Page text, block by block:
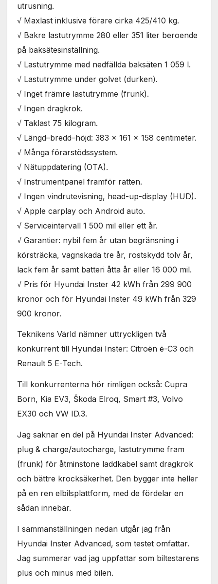
utrusning.
√ Maxlast inklusive förare cirka 425/410 kg.
√ Bakre lastutrymme 280 eller 351 liter beroende
på baksätesinställning.
√ Lastutrymme med nedfällda baksäten 1 059 l.
√ Lastutrymme under golvet (durken).
√ Inget främre lastutrymme (frunk).
√ Ingen dragkrok.
√ Taklast 75 kilogram.
√ Längd–bredd–höjd: 383 x 161 x 158 centimeter.
√ Många förarstödssystem.
√ Nätuppdatering (OTA).
√ Instrumentpanel framför ratten.
√ Ingen vindrutevisning, head-up-display (HUD).
√ Apple carplay och Android auto.
√ Serviceintervall 1 500 mil eller ett år.
√ Garantier: nybil fem år utan begränsning i
körsträcka, vagnskada tre år, rostskydd tolv år,
lack fem år samt batteri åtta år eller 16 000 mil.
√ Pris för Hyundai Inster 42 kWh från 299 900
kronor och för Hyundai Inster 49 kWh från 329
900 kronor.
Teknikens Värld nämner uttryckligen två
konkurrent till Hyundai Inster: Citroën ë-C3 och
Renault 5 E-Tech.
Till konkurrenterna hör rimligen också: Cupra
Born, Kia EV3, Škoda Elroq, Smart #3, Volvo
EX30 och VW ID.3.
Jag saknar en del på Hyundai Inster Advanced:
plug & charge/autocharge, lastutrymme fram
(frunk) för åtminstone laddkabel samt dragkrok
och bättre krocksäkerhet. Den bygger inte heller
på en ren elbilsplattform, med de fördelar en
sådan innebär.
I sammanställningen nedan utgår jag från
Hyundai Inster Advanced, som testet omfattar.
Jag summerar vad jag uppfattar som biltestarens
plus och minus med bilen.